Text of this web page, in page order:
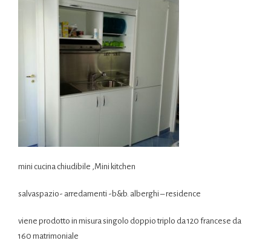
mini cucina chiudibile ,Mini kitchen
salvaspazio- arredamenti -b&b. alberghi – residence
viene prodotto in misura singolo doppio triplo da 120 francese da
160 matrimoniale